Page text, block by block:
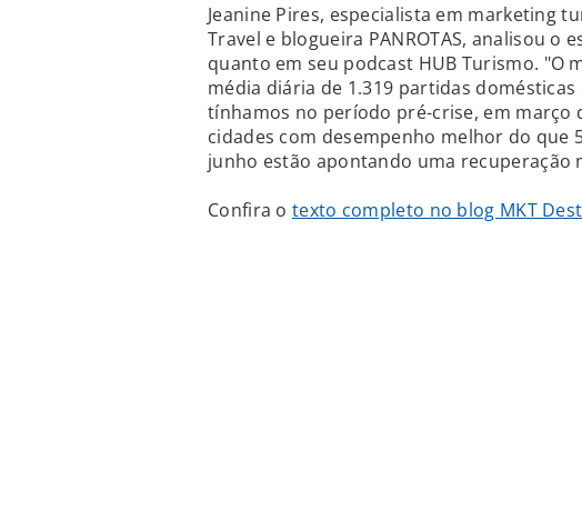
Jeanine Pires, especialista em marketing
Travel e blogueira PANROTAS, analisou o
quanto em seu podcast HUB Turismo. "O
média diária de 1.319 partidas
tínhamos no período pré-crise, em março
cidades com desempenho melhor do que
junho estão apontando uma recuperação
Confira o texto completo no blog MKT